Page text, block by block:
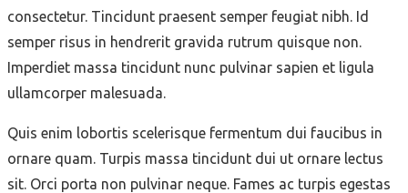
consectetur. Tincidunt praesent semper feugiat nibh. Id
semper risus in hendrerit gravida rutrum quisque non.
Imperdiet massa tincidunt nunc pulvinar sapien et ligula
ullamcorper malesuada.
Quis enim lobortis scelerisque fermentum dui faucibus in
ornare quam. Turpis massa tincidunt dui ut ornare lectus
sit. Orci porta non pulvinar neque. Fames ac turpis egestas